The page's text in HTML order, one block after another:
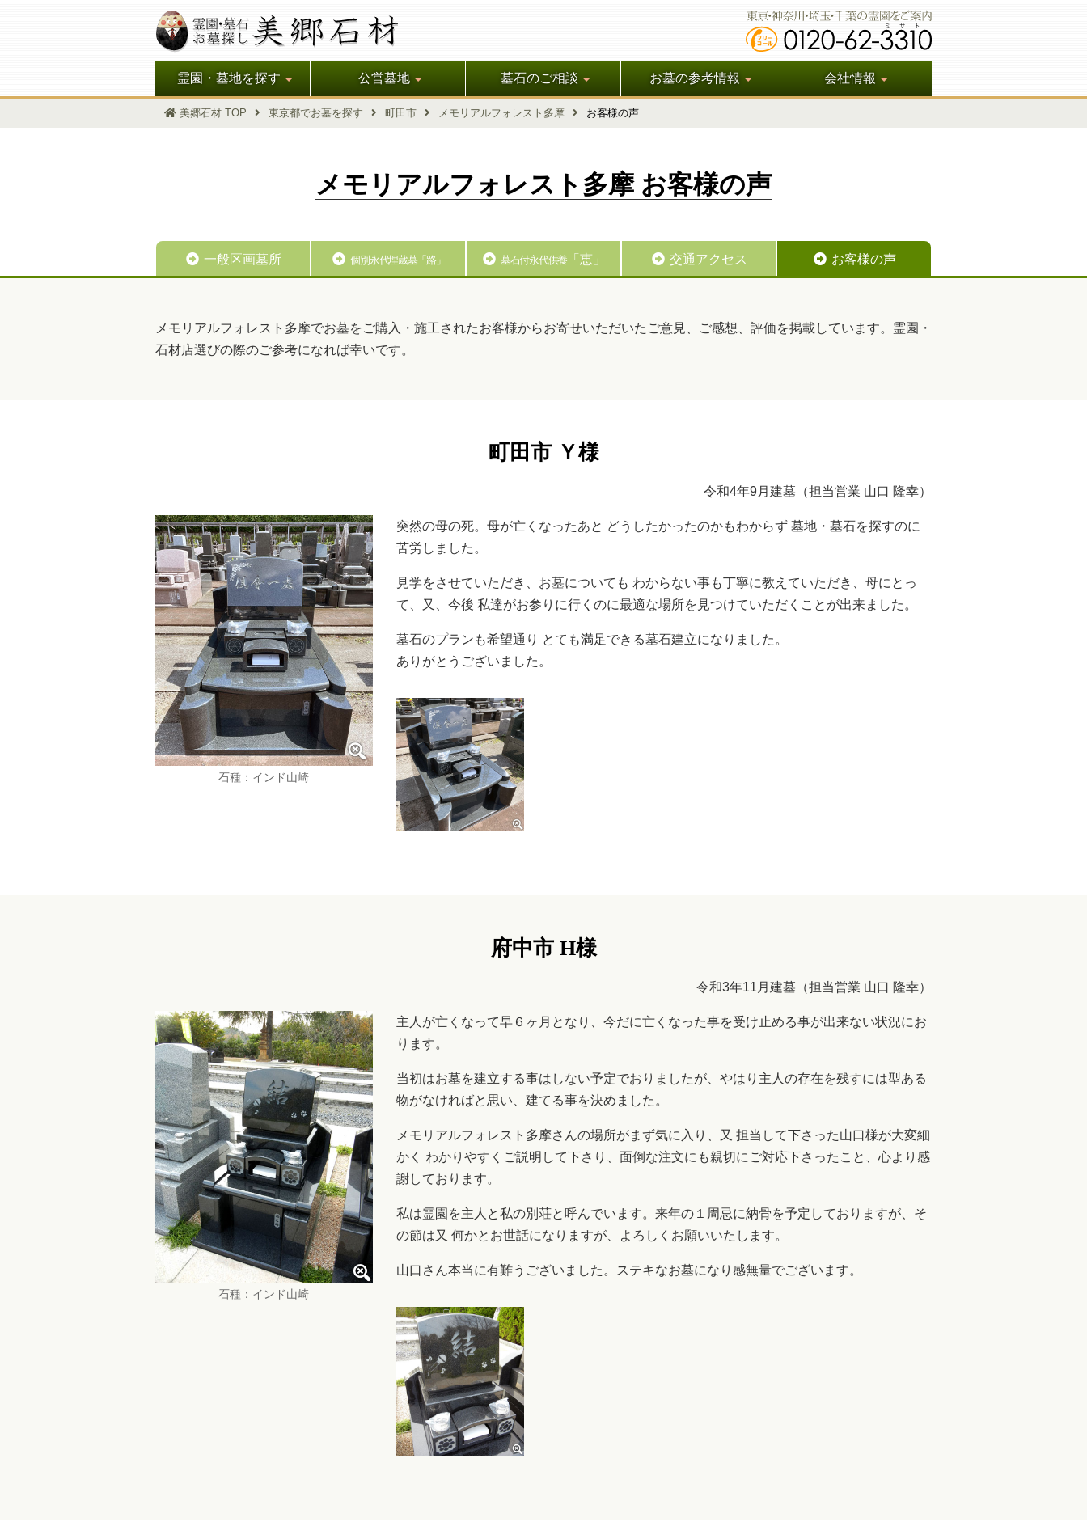
霊園・墓地を探す 公営墓地 墓石のご相談 お墓の参考情報 会社情報
美郷石材 TOP 東京都でお墓を探す 町田市 メモリアルフォレスト多摩 お客様の声
メモリアルフォレスト多摩 お客様の声
一般区画墓所 個別永代埋蔵墓「路」 墓石付永代供養 「恵」 交通アクセス お客様の声
メモリアルフォレスト多摩でお墓をご購入・施工されたお客様からお寄せいただいたご意見、ご感想、評価を掲載しています。霊園・
石材店選びの際のご参考になれば幸いです。
町田市 Ｙ様
令和4年9月建墓（担当営業 山口 隆幸）
石種：インド山崎
突然の母の死。母が亡くなったあと どうしたかったのかもわからず 墓地・墓石を探すのに
苦労しました。
見学をさせていただき、お墓についても わからない事も丁寧に教えていただき、母にとっ
て、又、今後 私達がお参りに行くのに最適な場所を見つけていただくことが出来ました。
墓石のプランも希望通り とても満足できる墓石建立になりました。
ありがとうございました。
府中市 H様
令和3年11月建墓（担当営業 山口 隆幸）
石種：インド山崎
主人が亡くなって早６ヶ月となり、今だに亡くなった事を受け止める事が出来ない状況にお
ります。
当初はお墓を建立する事はしない予定でおりましたが、やはり主人の存在を残すには型ある
物がなければと思い、建てる事を決めました。
メモリアルフォレスト多摩さんの場所がまず気に入り、又 担当して下さった山口様が大変細
かく わかりやすくご説明して下さり、面倒な注文にも親切にご対応下さったこと、心より感
謝しております。
私は霊園を主人と私の別荘と呼んでいます。来年の１周忌に納骨を予定しておりますが、そ
の節は又 何かとお世話になりますが、よろしくお願いいたします。
山口さん本当に有難うございました。ステキなお墓になり感無量でございます。